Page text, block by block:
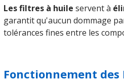
Les filtres à huile servent à
garantit qu'aucun dommage
tolérances fines entre les
Fonctionnement